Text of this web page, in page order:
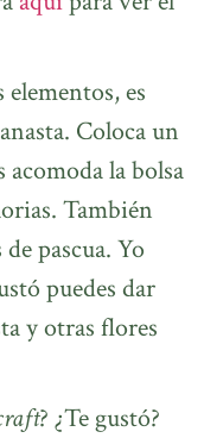
es
Coloca un
acomoda la bolsa
También
pascua. Yo
puedes dar
y otras flores
? ¿Te gustó?